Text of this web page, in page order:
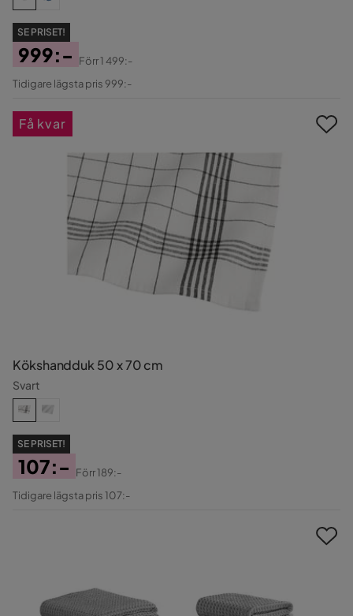
SE PRISET!
Pris
999:-
Original
Förr1 499:-
Tidigare lägsta pris 999:-
Kökshandduk 50 x 70 cm
Svart
SE PRISET!
Pris
107:-
Original
Förr189:-
Tidigare lägsta pris 107:-
Få kvar